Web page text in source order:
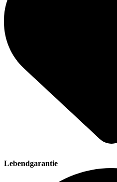
Lebendgarantie